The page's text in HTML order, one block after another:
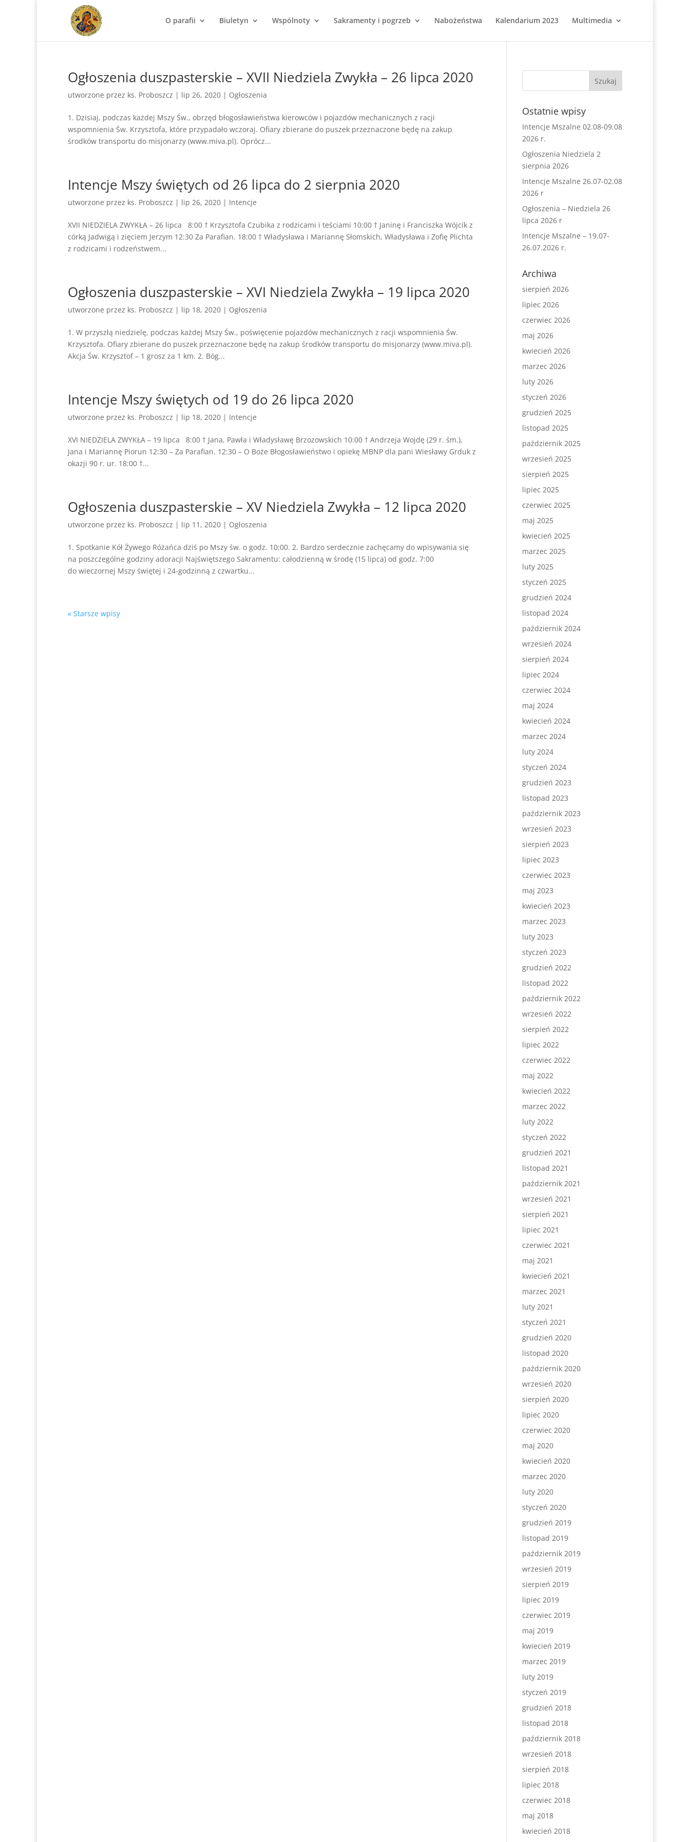
O parafii Biuletyn Wspólnoty Sakramenty i pogrzeb Nabożeństwa Kalendarium 2023 Multimedia
Ogłoszenia duszpasterskie – XVII Niedziela Zwykła – 26 lipca 2020
utworzone przez ks. Proboszcz | lip 26, 2020 | Ogłoszenia
1. Dzisiaj, podczas każdej Mszy Św., obrzęd błogosławieństwa kierowców i pojazdów mechanicznych z racji
wspomnienia Św. Krzysztofa, które przypadało wczoraj. Ofiary zbierane do puszek przeznaczone będę na zakup
środków transportu do misjonarzy (www.miva.pl). Oprócz...
Intencje Mszy świętych od 26 lipca do 2 sierpnia 2020
utworzone przez ks. Proboszcz | lip 26, 2020 | Intencje
XVII NIEDZIELA ZWYKŁA – 26 lipca 8:00 † Krzysztofa Czubika z rodzicami i teściami 10:00 † Janinę i Franciszka Wójcik z
córką Jadwigą i zięciem Jerzym 12:30 Za Parafian. 18:00 † Władysława i Mariannę Słomskich, Władysława i Zofię Plichta
z rodzicami i rodzeństwem...
Ogłoszenia duszpasterskie – XVI Niedziela Zwykła – 19 lipca 2020
utworzone przez ks. Proboszcz | lip 18, 2020 | Ogłoszenia
1. W przyszłą niedzielę, podczas każdej Mszy Św., poświęcenie pojazdów mechanicznych z racji wspomnienia Św.
Krzysztofa. Ofiary zbierane do puszek przeznaczone będę na zakup środków transportu do misjonarzy (www.miva.pl).
Akcja Św. Krzysztof – 1 grosz za 1 km. 2. Bóg...
Intencje Mszy świętych od 19 do 26 lipca 2020
utworzone przez ks. Proboszcz | lip 18, 2020 | Intencje
XVI NIEDZIELA ZWYKŁA – 19 lipca 8:00 † Jana, Pawła i Władysławę Brzozowskich 10:00 † Andrzeja Wojdę (29 r. śm.),
Jana i Mariannę Piorun 12:30 – Za Parafian. 12:30 – O Boże Błogosławieństwo i opiekę MBNP dla pani Wiesławy Grduk z
okazji 90 r. ur. 18:00 †...
Ogłoszenia duszpasterskie – XV Niedziela Zwykła – 12 lipca 2020
utworzone przez ks. Proboszcz | lip 11, 2020 | Ogłoszenia
1. Spotkanie Kół Żywego Różańca dziś po Mszy św. o godz. 10:00. 2. Bardzo serdecznie zachęcamy do wpisywania się
na poszczególne godziny adoracji Najświętszego Sakramentu: całodzienną w środę (15 lipca) od godz. 7:00
do wieczornej Mszy świętej i 24-godzinną z czwartku...
« Starsze wpisy
Ostatnie wpisy
Intencje Mszalne 02.08-09.08
2026 r.
Ogłoszenia Niedziela 2
sierpnia 2026
Intencje Mszalne 26.07-02.08
2026 r
Ogłoszenia – Niedziela 26
lipca 2026 r
Intencje Mszalne – 19.07-
26.07.2026 r.
Archiwa
sierpień 2026
lipiec 2026
czerwiec 2026
maj 2026
kwiecień 2026
marzec 2026
luty 2026
styczeń 2026
grudzień 2025
listopad 2025
październik 2025
wrzesień 2025
sierpień 2025
lipiec 2025
czerwiec 2025
maj 2025
kwiecień 2025
marzec 2025
luty 2025
styczeń 2025
grudzień 2024
listopad 2024
październik 2024
wrzesień 2024
sierpień 2024
lipiec 2024
czerwiec 2024
maj 2024
kwiecień 2024
marzec 2024
luty 2024
styczeń 2024
grudzień 2023
listopad 2023
październik 2023
wrzesień 2023
sierpień 2023
lipiec 2023
czerwiec 2023
maj 2023
kwiecień 2023
marzec 2023
luty 2023
styczeń 2023
grudzień 2022
listopad 2022
październik 2022
wrzesień 2022
sierpień 2022
lipiec 2022
czerwiec 2022
maj 2022
kwiecień 2022
marzec 2022
luty 2022
styczeń 2022
grudzień 2021
listopad 2021
październik 2021
wrzesień 2021
sierpień 2021
lipiec 2021
czerwiec 2021
maj 2021
kwiecień 2021
marzec 2021
luty 2021
styczeń 2021
grudzień 2020
listopad 2020
październik 2020
wrzesień 2020
sierpień 2020
lipiec 2020
czerwiec 2020
maj 2020
kwiecień 2020
marzec 2020
luty 2020
styczeń 2020
grudzień 2019
listopad 2019
październik 2019
wrzesień 2019
sierpień 2019
lipiec 2019
czerwiec 2019
maj 2019
kwiecień 2019
marzec 2019
luty 2019
styczeń 2019
grudzień 2018
listopad 2018
październik 2018
wrzesień 2018
sierpień 2018
lipiec 2018
czerwiec 2018
maj 2018
kwiecień 2018